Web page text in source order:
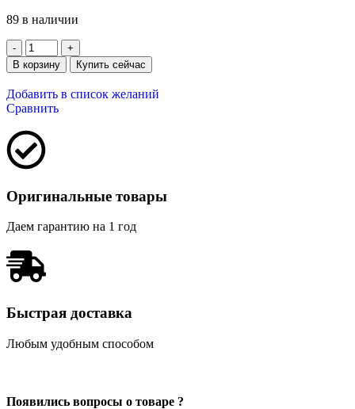
89 в наличии
В корзину Купить сейчас
Добавить в список желаний
Сравнить
Оригинальные товары
Даем гарантию на 1 год
Быстрая доставка
Любым удобным способом
Появились вопросы о товаре ?